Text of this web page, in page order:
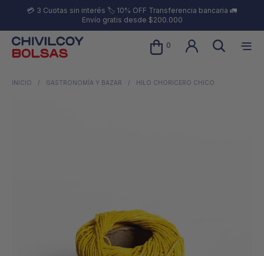
💳 3 Cuotas sin interés 🏷️ 10% OFF Transferencia bancaria 🚛
Envío gratis desde $200.000
0
INICIO / GASTRONOMÍA Y BAZAR / HILO CHORICERO CHICO